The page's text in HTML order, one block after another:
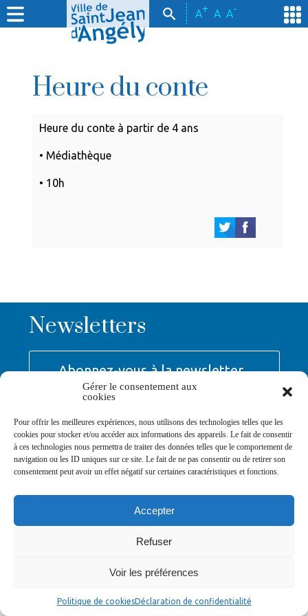
Gérer le consentement aux
cookies
Pour offrir les meilleures expériences, nous utilisons des technologies telles que les
cookies pour stocker et/ou accéder aux informations des appareils. Le fait de consentir
à ces technologies nous permettra de traiter des données telles que le comportement de
navigation ou les ID uniques sur ce site. Le fait de ne pas consentir ou de retirer son
consentement peut avoir un effet négatif sur certaines caractéristiques et fonctions.
Accepter
Refuser
Voir les préférences
Politique de cookiesDéclaration de confidentialité
A+ A A-
Heure du conte
Heure du conte à partir de 4 ans
• Médiathèque
• 10h
Newsletters
Abonnez-vous à la newsletter
© Ville de Saint-Jean-d'Angély 2026